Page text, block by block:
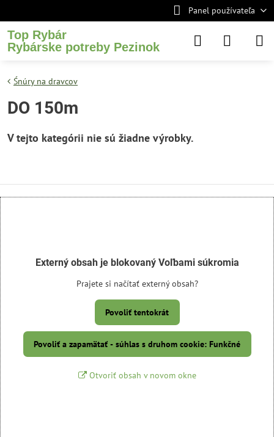
Panel používateľa
Top Rybár
Rybárske potreby Pezinok
Śnúry na dravcov
DO 150m
Externý obsah je blokovaný Voľbami súkromia
Prajete si načítať externý obsah?
Povoliť tentokrát
Povoliť a zapamätať - súhlas s druhom cookie: Funkčné
Otvoriť obsah v novom okne